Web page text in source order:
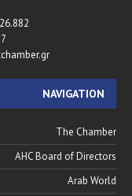
NAVIGATION
The Chamber
AHC Board of Directors
Arab World